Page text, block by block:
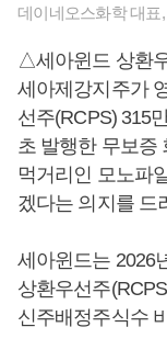
데이네오스화학 대표
△세아윈드 상환
세아제강지주가
선주(RCPS) 315
초 발행한 무보증
먹거리인 모노파
겠다는 의지를 드
세아윈드는 2026
상환우선주
신주배정주식수